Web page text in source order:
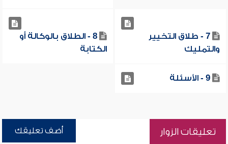
7 - طلاق التخيير
والتمليك
8 - الطلاق بالوكالة أو
الكتابة
9 - الأسئلة
تعليقات الزوار أضف تعليقك